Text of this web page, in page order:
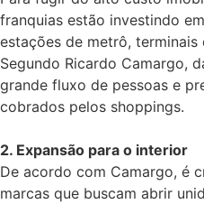
franquias estão investindo
estações de metrô, terminais
Segundo Ricardo Camargo,
grande fluxo de pessoas e
cobrados pelos shoppings.
2. Expansão para o interior
De acordo com Camargo, é
marcas que buscam abrir